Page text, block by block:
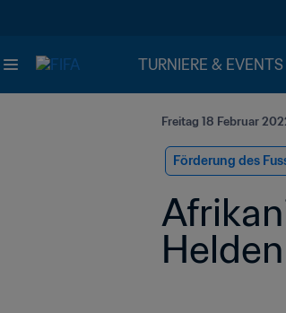
TURNIERE & EVENTS
Freitag 18 Februar
Förderung des